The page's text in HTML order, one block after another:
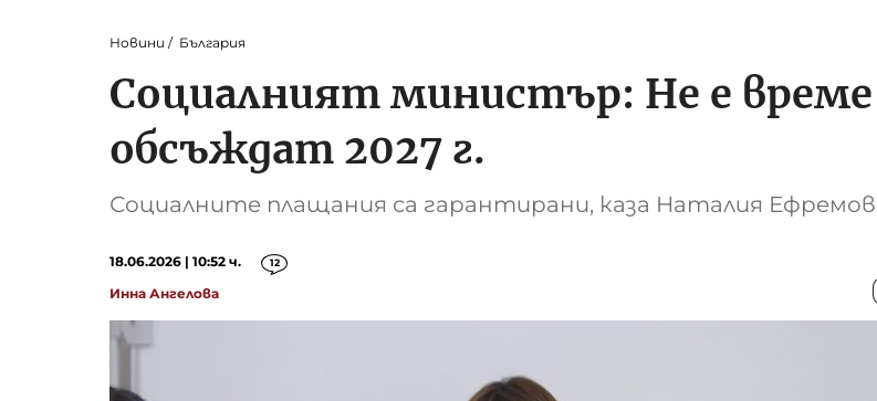
Новини България
Социалният министър: Не е
обсъждат 2027 г.
Социалните плащания са гарантирани, каза Наталия
18.06.2026 | 10:52 ч. 12
Инна Ангелова